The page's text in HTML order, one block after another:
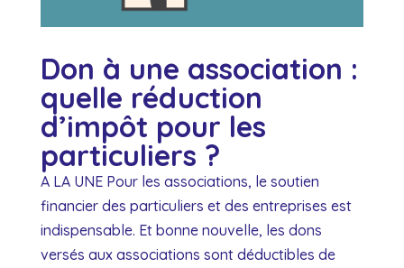
Don à une association :
quelle réduction
d’impôt pour les
particuliers ?
A LA UNE Pour les associations, le soutien
financier des particuliers et des entreprises est
indispensable. Et bonne nouvelle, les dons
versés aux associations sont déductibles de